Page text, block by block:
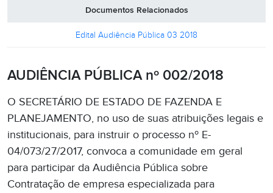
Documentos Relacionados
Edital Audiência Pública 03 2018
AUDIÊNCIA PÚBLICA nº 002/2018
O SECRETÁRIO DE ESTADO DE FAZENDA E
PLANEJAMENTO, no uso de suas atribuições legais e
institucionais, para instruir o processo nº E-
04/073/27/2017, convoca a comunidade em geral
para participar da Audiência Pública sobre
Contratação de empresa especializada para